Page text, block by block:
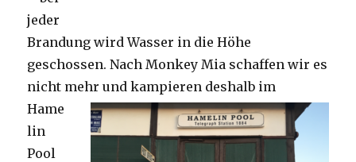
jeder
Brandung wird Wasser in die Höhe
geschossen. Nach Monkey Mia schaffen wir es
nicht mehr und kampieren deshalb im
Hame
lin
Pool